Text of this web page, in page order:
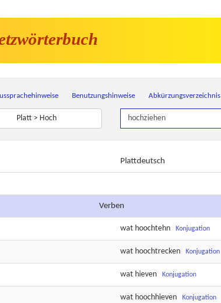
Benutzungshinweise Abkürzungsverzeichnis
Platt > Hoch
Plattdeutsch
Verben
wat hoochtehn Konjugation
wat hoochtrecken Konjugation
wat hieven Konjugation
wat hoochhieven Konjugation